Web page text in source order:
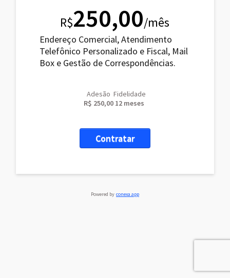
R$250,00/mês
Endereço Comercial, Atendimento
Telefônico Personalizado e Fiscal, Mail
Box e Gestão de Correspondências.
Adesão
R$ 250,00
Fidelidade
12 meses
Contratar
Powered by conexa.app